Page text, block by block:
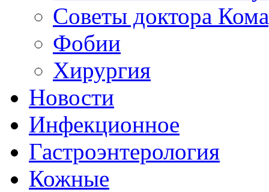
Советы доктора
Фобии
Хирургия
Новости
Инфекционное
Гастроэнтерология
Кожные